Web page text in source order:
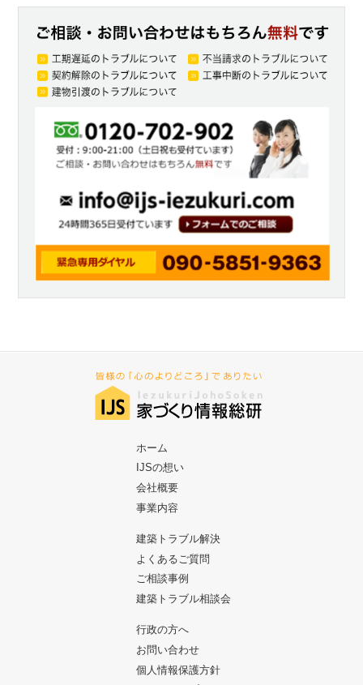
ホーム
IJSの想い
会社概要
事業内容
建築トラブル解決
よくあるご質問
ご相談事例
建築トラブル相談会
行政の方へ
お問い合わせ
個人情報保護方針